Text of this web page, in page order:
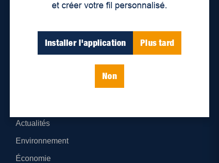
et créer votre fil personnalisé.
Installer l'application Plus tard
Non
Nous joindre
Actualités
Environnement
Économie